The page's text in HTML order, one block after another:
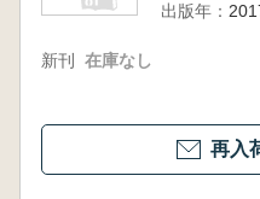
出版年：
新刊 在庫なし
再入